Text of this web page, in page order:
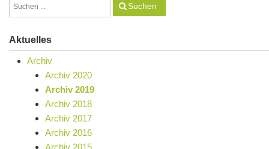
Suchen
Aktuelles
Archiv
Archiv 2020
Archiv 2019
Archiv 2018
Archiv 2017
Archiv 2016
Archiv 2015